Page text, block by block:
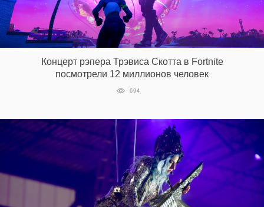
Концерт рэпера Трэвиса Скотта в Fortnite
посмотрели 12 миллионов человек
694